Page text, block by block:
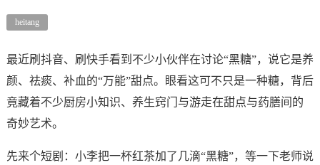
heitang
最近刷抖音、刷快手看到不少小伙伴在讨论“黑糖”，说它是养
颜、祛痰、补血的“万能”甜点。眼看这可不只是一种糖，背后
竟藏着不少厨房小知识、养生窍门与游走在甜点与药膳间的
奇妙艺术。
先来个短剧：小李把一杯红茶加了几滴“黑糖”，等一下老师说